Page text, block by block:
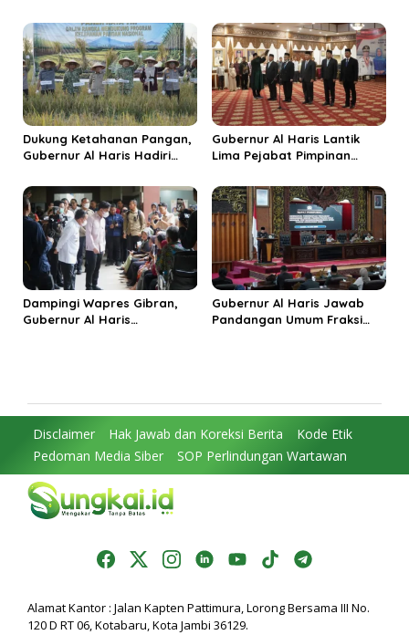
Ekonomi Rakyat
Jadi Destinasi Wisata
Budaya Unggulan
Dukung Ketahanan Pangan,
Gubernur Al Haris Hadiri
Kabupaten Tanjungjabung
Timur
Gubernur Al Haris Lantik
Lima Pejabat Pimpinan
Penguatan Kinerja dan
Integritas
Dampingi Wapres Gibran,
Gubernur Al Haris
Gubernur Al Haris Jawab
Pandangan Umum Fraksi
Disclaimer Hak Jawab dan Koreksi Berita
Kode Etik
Pedoman Media Siber
SOP Perlindungan Wartawan
Alamat Kantor : Jalan Kapten Pattimura, Lorong Bersama III No.
120 D RT 06, Kotabaru, Kota Jambi 36129.